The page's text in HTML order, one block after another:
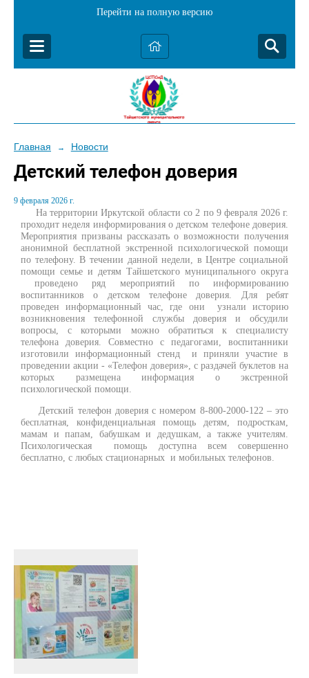
Перейти на полную версию
Главная → Новости
Детский телефон доверия
9 февраля 2026 г.
На территории Иркутской области со 2 по 9 февраля 2026 г.
проходитнеделя информирования о детском телефоне доверия.
Мероприятия призваны рассказать о возможности получения
анонимной бесплатной экстренной психологической помощи
по телефону. В течении данной недели, в Центре социальной
помощи семье и детям Тайшетского муниципального округа
проведено ряд мероприятий по информированию
воспитанников о детском телефоне доверия. Для ребят
проведен информационный час, где они узнали историю
возникновения телефонной службы доверия и обсудили
вопросы, с которыми можно обратиться к специалисту
телефона доверия. Совместно с педагогами, воспитанники
изготовили информационный стенд и приняли участие в
проведении акции - «Телефон доверия», с раздачей буклетов на
которых размещена информация о экстренной
психологической помощи.
Детский телефон доверия с номером 8-800-2000-122 – это
бесплатная, конфиденциальная помощь детям, подросткам,
мамам и папам, бабушкам и дедушкам, а также учителям.
Психологическая помощь доступна всем совершенно
бесплатно, с любых стационарных и мобильных телефонов.